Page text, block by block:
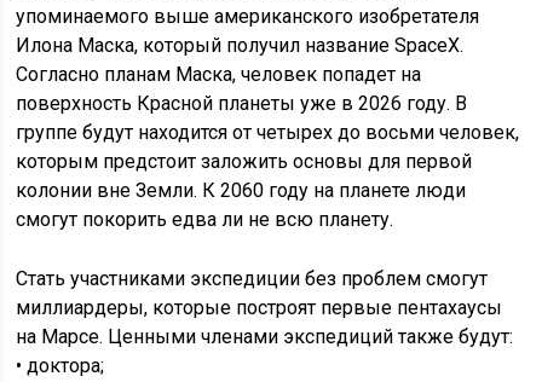
упоминаемого выше американского изобретателя
Илона Маска, который получил название SpaceX.
Согласно планам Маска, человек попадет на
поверхность Красной планеты уже в 2026 году. В
группе будут находится от четырех до восьми человек,
которым предстоит заложить основы для первой
колонии вне Земли. К 2060 году на планете люди
смогут покорить едва ли не всю планету.
Стать участниками экспедиции без проблем смогут
миллиардеры, которые построят первые пентахаусы
на Марсе. Ценными членами экспедиций также будут:
• доктора;